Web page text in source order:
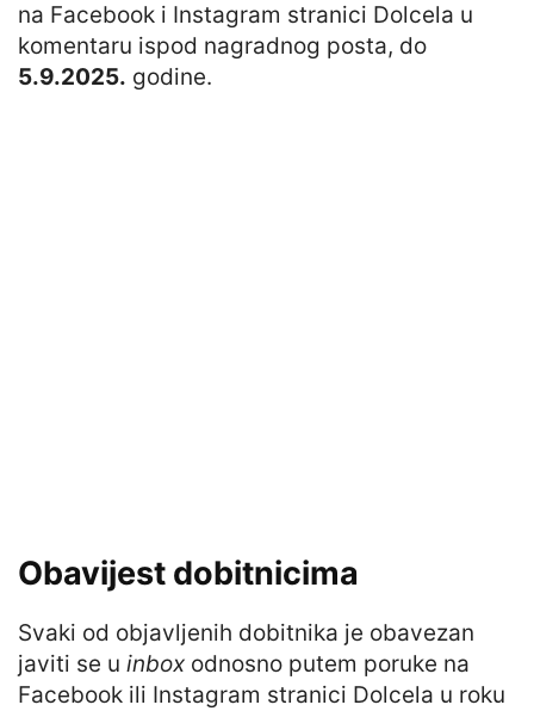
na Facebook i Instagram stranici Dolcela u
komentaru ispod nagradnog posta, do
5.9.2025. godine.
Obavijest dobitnicima
Svaki od objavljenih dobitnika je obavezan
javiti se u inbox odnosno putem poruke na
Facebook ili Instagram stranici Dolcela u roku